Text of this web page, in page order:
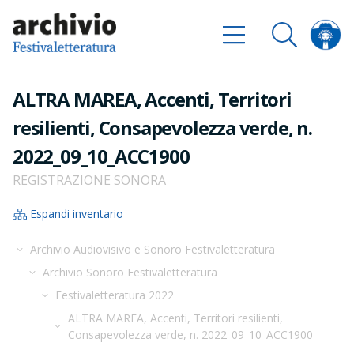
ALTRA MAREA, Accenti, Territori
resilienti, Consapevolezza verde, n.
2022_09_10_ACC1900
REGISTRAZIONE SONORA
Espandi inventario
Archivio Audiovisivo e Sonoro Festivaletteratura
Archivio Sonoro Festivaletteratura
Festivaletteratura 2022
ALTRA MAREA, Accenti, Territori resilienti,
Consapevolezza verde, n. 2022_09_10_ACC1900